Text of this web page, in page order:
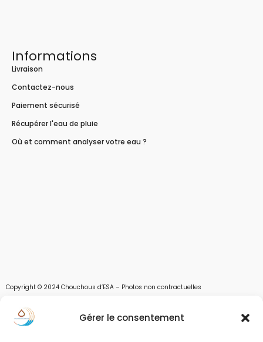
Gérer le consentement
Informations
Livraison
Contactez-nous
Paiement sécurisé
Récupérer l'eau de pluie
Où et comment analyser votre eau ?
Copyright © 2024 Chouchous d’ESA – Photos non contractuelles
Les chouchous d’Esa vous apportent toutes les solutions pour récupérer l’eau de
pluie, et des moyens pour stocker, filtrer, traiter et potabiliser l’eau d’un forage,